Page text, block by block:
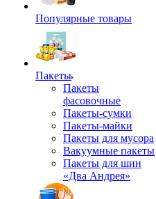
Популярные товары
Пакеты
Пакеты
фасовочные
Пакеты-сумки
Пакеты-майки
Пакеты для мусора
Вакуумные пакеты
Пакеты для шин
«Два Андрея»